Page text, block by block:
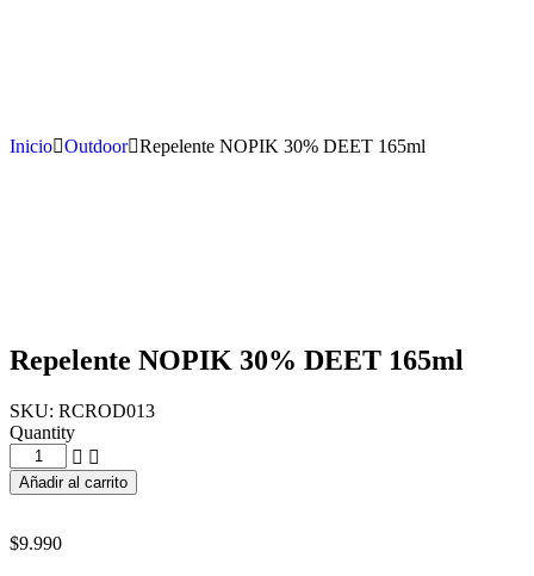
Inicio Outdoor Repelente NOPIK 30% DEET 165ml
Repelente NOPIK 30% DEET 165ml
SKU: RCROD013
Quantity
Añadir al carrito
$9.990